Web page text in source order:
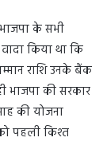
भाजपा के सभी
किया था कि
राशि उनके बैंक
भाजपा की सरकार
की योजना
पहली किश्त